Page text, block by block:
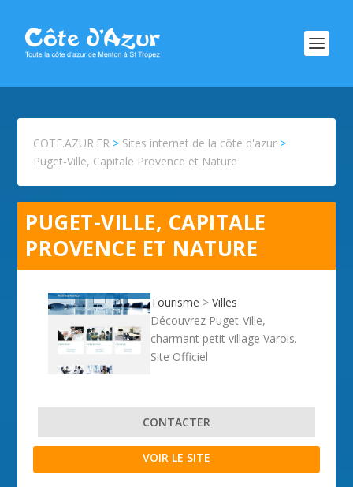
COTE.AZUR.FR > Sites internet de la côte d'azur >
Puget-Ville, Capitale Provence et Nature
PUGET-VILLE, CAPITALE
PROVENCE ET NATURE
Tourisme >Villes
Découvrez Puget-Ville,
charmant petit village Varois.
Site Officiel
CONTACTER
VOIR LE SITE